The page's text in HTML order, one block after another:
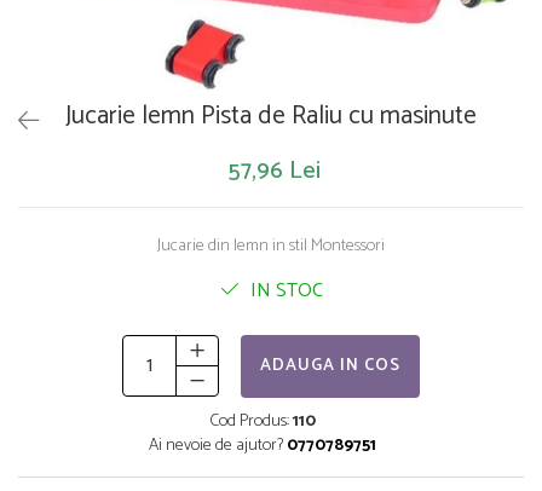
Trenulete si masinute
Unelte si bancuri de lucru
Jucarie lemn Pista de Raliu cu masinute
57,96 Lei
Jucarie din lemn in stil Montessori
IN STOC
ADAUGA IN COS
Cod Produs:110
Ai nevoie de ajutor?0770789751